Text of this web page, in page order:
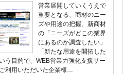
営業展開していくうえで
重要となる、商材のニー
ズや用途の把握。新商材
の「ニーズがどこの業界
にあるのか調査したい」
「新たな用途を開拓した
う目的で、WEB営業力強化支援サー
利用いただいた企業様…